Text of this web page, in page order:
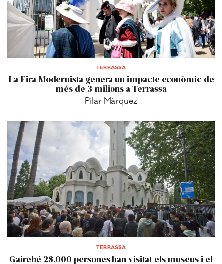
TERRASSA
La Fira Modernista genera un impacte econòmic de
més de 3 milions a Terrassa
Pilar Màrquez
TERRASSA
Gairebé 28.000 persones han visitat els museus i el